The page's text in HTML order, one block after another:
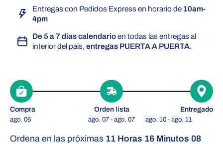
Entregas con Pedidos Express en horario de 10am-
4pm
De 5 a 7 días calendarioen todas las entregas al
interior del pais, entregas PUERTA A PUERTA.
Compra
ago. 06
Orden lista
ago. 07 - ago. 07
Entregado
ago. 10 - ago. 11
Ordena en las próximas 11 Horas 16 Minutos 08